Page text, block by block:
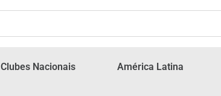
Clubes Nacionais América Latina